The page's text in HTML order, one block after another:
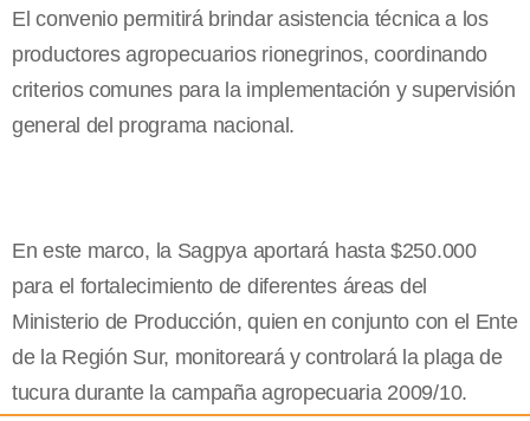
El convenio permitirá brindar asistencia técnica a los
productores agropecuarios rionegrinos, coordinando
criterios comunes para la implementación y supervisión
general del programa nacional.
En este marco, la Sagpyaaportará hasta $250.000
para el fortalecimiento de diferentes áreas del
Ministerio de Producción, quien en conjunto con el Ente
de la Región Sur, monitoreará y controlará la plaga de
tucura durante la campaña agropecuaria 2009/10.